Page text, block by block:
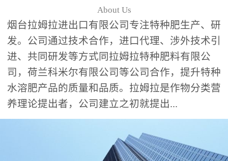
About Us
烟台拉姆拉进出口有限公司专注特种肥生产、研
发。公司通过技术合作，进口代理、涉外技术引
进、共同研发等方式同拉姆拉特种肥料有限公
司，荷兰科米尔有限公司等公司合作，提升特种
水溶肥产品的质量和品质。拉姆拉是作物分类营
养理论提出者，公司建立之初就提出...